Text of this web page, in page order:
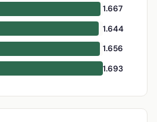
1.667
1.644
1.656
1.693